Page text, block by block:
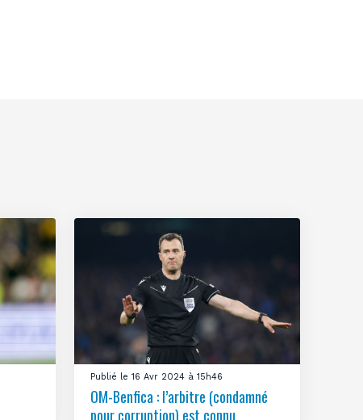
Publié le 16 Avr 2024 à 15h46
OM-Benfica : l’arbitre (condamné
pour corruption) est connu